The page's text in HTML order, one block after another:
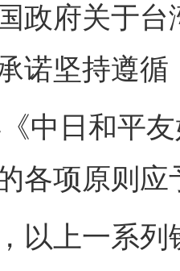
政府关于
诺坚持遵
日和平友
各项原则应
上一系列